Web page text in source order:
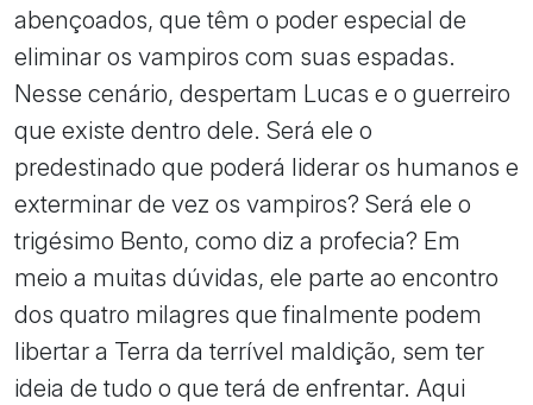
abençoados, que têm o poder especial de
eliminar os vampiros com suas espadas.
Nesse cenário, despertam Lucas e o guerreiro
que existe dentro dele. Será ele o
predestinado que poderá liderar os humanos e
exterminar de vez os vampiros? Será ele o
trigésimo Bento, como diz a profecia? Em
meio a muitas dúvidas, ele parte ao encontro
dos quatro milagres que finalmente podem
libertar a Terra da terrível maldição, sem ter
ideia de tudo o que terá de enfrentar. Aqui